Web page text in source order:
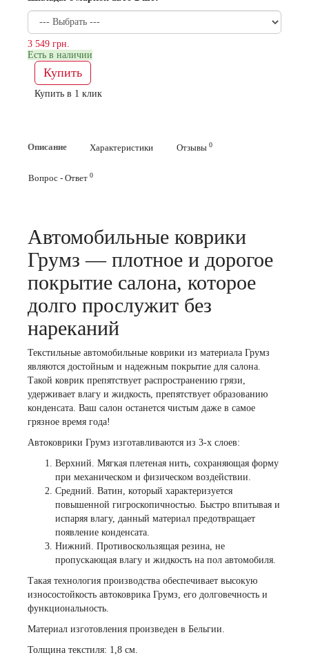
3 549 грн.
Есть в наличии
Купить
Купить в 1 клик
Описание Характеристики Отзывы 0
Вопрос - Ответ 0
Автомобильные коврики
Грумз — плотное и дорогое
покрытие салона, которое
долго прослужит без
нареканий
Текстильные автомобильные коврики из материала Грумз
являются достойным и надежным покрытие для салона.
Такой коврик препятствует распространению грязи,
удерживает влагу и жидкость, препятствует образованию
конденсата. Ваш салон останется чистым даже в самое
грязное время года!
Автоковрики Грумз изготавливаются из 3-х слоев:
Верхний. Мягкая плетеная нить, сохраняющая форму
при механическом и физическом воздействии.
Средний. Ватин, который характеризуется
повышенной гигроскопичностью. Быстро впитывая и
испаряя влагу, данный материал предотвращает
появление конденсата.
Нижний. Противоскользящая резина, не
пропускающая влагу и жидкость на пол автомобиля.
Такая технология производства обеспечивает высокую
износостойкость автоковрика Грумз, его долговечность и
функциональность.
Материал изготовления произведен в Бельгии.
Толщина текстиля: 1,8 см.